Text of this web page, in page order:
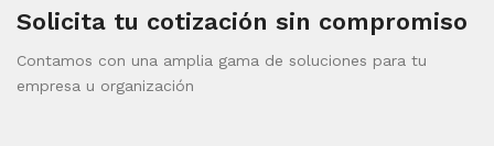
Solicita tu cotización sin compromiso
Contamos con una amplia gama de soluciones para tu
empresa u organización